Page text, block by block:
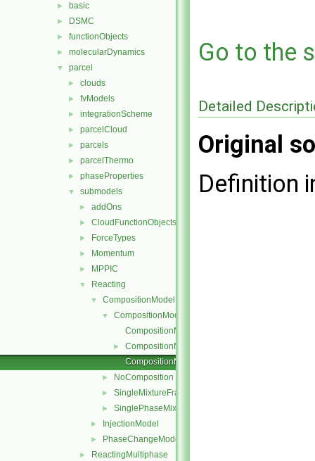
► basic
► DSMC
► functionObjects
► molecularDynamics
▼ parcel
► clouds
► fvModels
► integrationScheme
► parcelCloud
► parcels
► parcelThermo
► phaseProperties
▼ submodels
► addOns
► CloudFunctionObjects
► ForceTypes
► Momentum
► MPPIC
▼ Reacting
▼ CompositionModel
▼
CompositionModel
CompositionModel.C
►
CompositionModel.H
CompositionModelNew.C
► NoComposition
► SingleMixtureFraction
► SinglePhaseMixture
► InjectionModel
► PhaseChangeModel
► ReactingMultiphase
Go to the
Detailed
Original
Definition